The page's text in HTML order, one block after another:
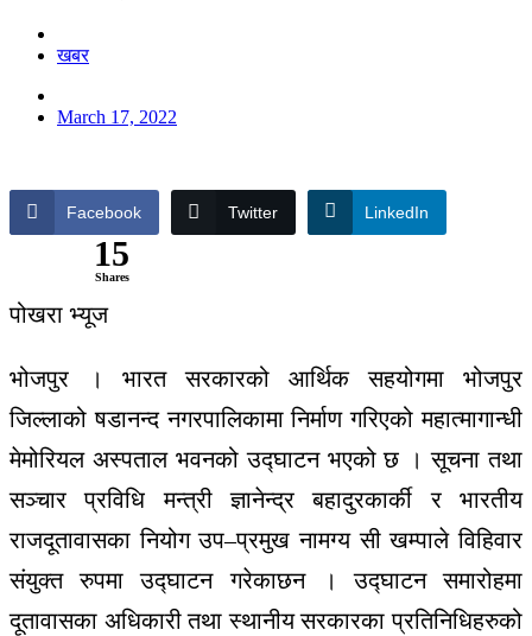
खबर
March 17, 2022
Facebook Twitter LinkedIn
15
Shares
पोखरा भ्यूज
भोजपुर । भारत सरकारको आर्थिक सहयोगमा
भोजपुर
जिल्लाको षडानन्द नगरपालिकामा निर्माण गरिएको महात्मागान्धी
मेमोरियल अस्पताल भवनको उद्घाटन भएको छ । सूचना तथा
सञ्चार
प्रविधि मन्त्री ज्ञानेन्द्र बहादुरकार्की र
भारतीय
राजदूतावासका नियोग उप–प्रमुख नामग्य सी खम्पाले विहिवार
संयुक्त
रुपमा उद्घाटन गरेकाछन । उद्घाटन
समारोहमा
दूतावासका अधिकारी तथा स्थानीय सरकारका प्रतिनिधिहरुको